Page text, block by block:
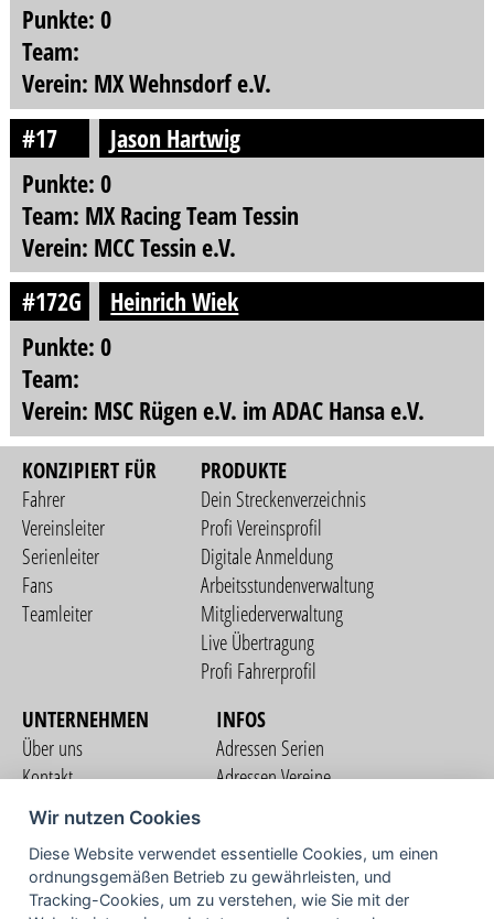
Punkte: 0
Team:
Verein: MX Wehnsdorf e.V.
#17
Jason Hartwig
Punkte: 0
Team: MX Racing Team Tessin
Verein: MCC Tessin e.V.
#172G
Heinrich Wiek
Punkte: 0
Team:
Verein: MSC Rügen e.V. im ADAC Hansa e.V.
KONZIPIERT FÜR
Fahrer
Vereinsleiter
Serienleiter
Fans
Teamleiter
PRODUKTE
Dein Streckenverzeichnis
Profi Vereinsprofil
Digitale Anmeldung
Arbeitsstundenverwaltung
Mitgliederverwaltung
Live Übertragung
Profi Fahrerprofil
UNTERNEHMEN
Über uns
Kontakt
Nutzungsbedingungen
Datenschutzerklärung
Impressum
INFOS
Adressen Serien
Adressen Vereine
COMMUNITY
Wir nutzen Cookies
Diese Website verwendet essentielle Cookies, um einen
ordnungsgemäßen Betrieb zu gewährleisten, und
Tracking-Cookies, um zu verstehen, wie Sie mit der